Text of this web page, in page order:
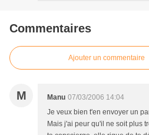
Commentaires
Ajouter un commentaire
M Manu 07/03/2006 14:04
Je veux bien t'en envoyer un
Mais j'ai peur qu'il ne soit plus